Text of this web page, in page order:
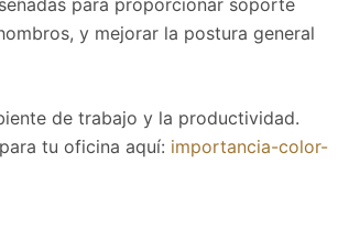
y mejorar la postura general
de trabajo y la productividad.
tu oficina aquí: importancia-color-